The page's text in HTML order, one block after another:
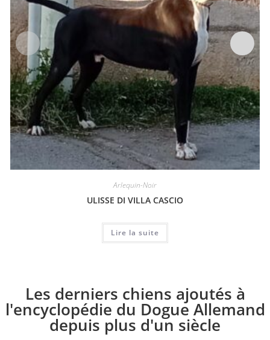
Arlequin-Noir
ULISSE DI VILLA CASCIO
Lire la suite
Les derniers chiens ajoutés à
l'encyclopédie du Dogue Allemand
depuis plus d'un siècle